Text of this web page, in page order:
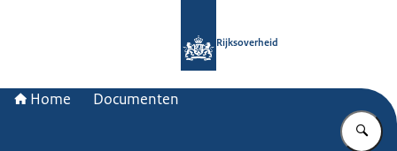
Rijksoverheid
Home Documenten